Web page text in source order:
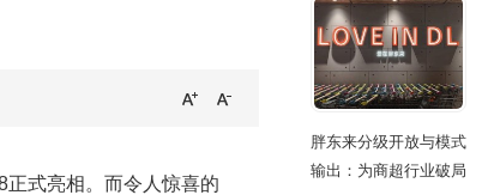
式亮相。而令人惊喜的
胖东来分级开放与模式
输出：为商超行业破局